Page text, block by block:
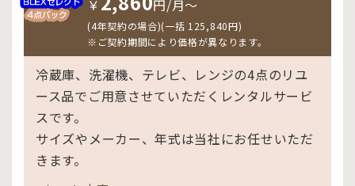
￥ 円/月〜
(4年契約の場合)(一括 125,840円)
※ご契約期間により価格が異なります。
冷蔵庫、洗濯機、テレビ、レンジの4点のリユ
ース品でご用意させていただくレンタルサービ
スです。
サイズやメーカー、年式は当社にお任せいただ
きます。